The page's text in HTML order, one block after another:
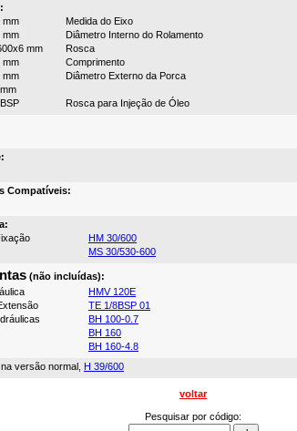
mm
Medida do Eixo
mm
Diâmetro Interno do Rolamento
mm
Rosca
mm
Comprimento
mm
Diâmetro Externo da Porca
Rosca para Injeção de Óleo
Compatíveis:
HM 30/600
MS 30/530-600
(não incluídas):
HMV 120E
TE 1/8BSP 01
BH 100-0.7
BH 160
BH 160-4.8
versão normal, H 39/600
voltar
Pesquisar por código: